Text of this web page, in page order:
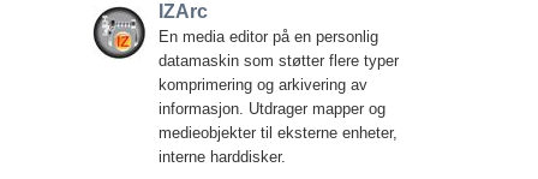
IZArc
En media editor på en personlig
datamaskin som støtter flere typer
komprimering og arkivering av
informasjon. Utdrager mapper og
medieobjekter til eksterne enheter,
interne harddisker.